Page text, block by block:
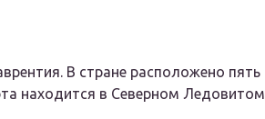
В стране расположено пять
находится в Северном Ледовитом